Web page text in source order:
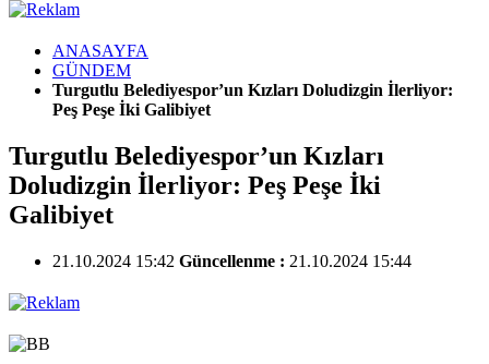
ANASAYFA
GÜNDEM
Turgutlu Belediyespor’un Kızları Doludizgin İlerliyor:
Peş Peşe İki Galibiyet
Turgutlu Belediyespor’un Kızları
Doludizgin İlerliyor: Peş Peşe İki
Galibiyet
21.10.2024 15:42 Güncellenme : 21.10.2024 15:44